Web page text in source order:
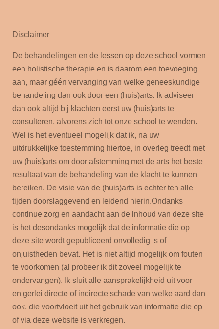
Disclaimer
De behandelingen en de lessen op deze school vormen
een holistische therapie en is daarom een toevoeging
aan, maar géén vervanging van welke geneeskundige
behandeling dan ook door een (huis)arts. Ik adviseer
dan ook altijd bij klachten eerst uw (huis)arts te
consulteren, alvorens zich tot onze school te wenden.
Wel is het eventueel mogelijk dat ik, na uw
uitdrukkelijke toestemming hiertoe, in overleg treedt met
uw (huis)arts om door afstemming met de arts het beste
resultaat van de behandeling van de klacht te kunnen
bereiken. De visie van de (huis)arts is echter ten alle
tijden doorslaggevend en leidend hierin.Ondanks
continue zorg en aandacht aan de inhoud van deze site
is het desondanks mogelijk dat de informatie die op
deze site wordt gepubliceerd onvolledig is of
onjuistheden bevat. Het is niet altijd mogelijk om fouten
te voorkomen (al probeer ik dit zoveel mogelijk te
ondervangen).
Ik sluit alle aansprakelijkheid uit voor
enigerlei directe of indirecte schade van welke aard dan
ook, die voortvloeit uit het gebruik van informatie die op
of via deze website is verkregen.